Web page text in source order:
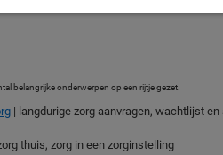
belangrijke onderwerpen op een rijtje gezet.
| langdurige zorg aanvragen, wachtlijst en
thuis, zorg in een zorginstelling